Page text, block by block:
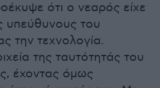
ότι ο νεαρός είχε
υπεύθυνους του
την τεχνολογία.
της ταυτότητάς του
έχοντας όμως